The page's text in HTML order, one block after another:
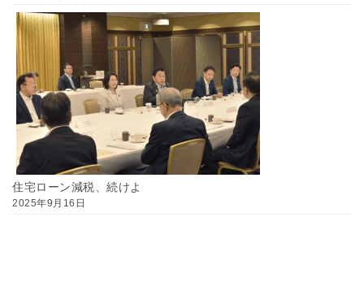
住宅ローン減税、続けよ
2025年9月16日